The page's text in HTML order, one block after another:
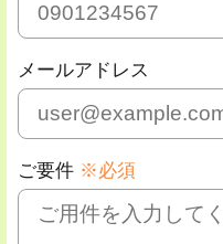
メールアドレス
ご要件 ※必須